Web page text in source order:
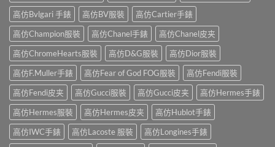
高仿Bvlgari 手錶
高仿BV服裝
高仿Cartier手錶
高仿Champion服裝
高仿Chanel手錶
高仿Chanel皮夹
高仿ChromeHearts服裝
高仿D&G服裝
高仿Dior服裝
高仿F.Muller手錶
高仿Fear of God FOG服裝
高仿Fendi服裝
高仿Fendi皮夹
高仿Gucci服裝 高仿Gucci皮夹
高仿Hermes手錶
高仿Hermes服裝
高仿Hermes皮夹
高仿Hublot手錶
高仿IWC手錶
高仿Lacoste 服裝
高仿Longines手錶